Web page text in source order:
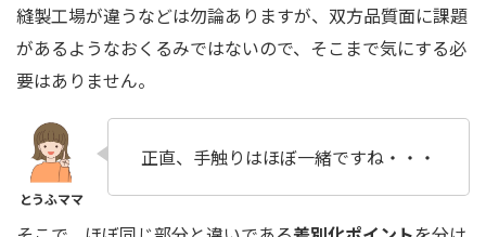
縫製工場が違うなどは勿論ありますが、双方品質面に課題
があるようなおくるみではないので、そこまで気にする必
要はありません。
正直、手触りはほぼ一緒ですね・・・